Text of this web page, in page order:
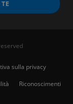
sulla privacy
Riconoscimenti